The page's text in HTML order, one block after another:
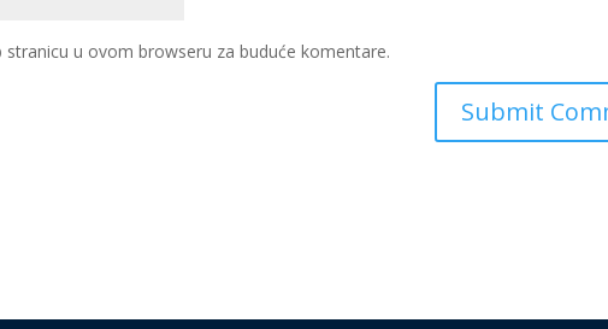
u ovom browseru za buduće komentare.